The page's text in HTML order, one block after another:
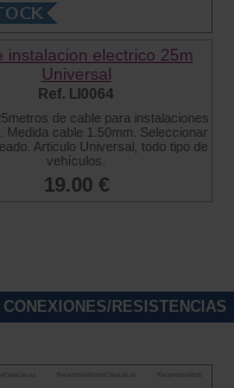
instalacion electrico 25m
Universal
Ref. LI0064
de cable para instalaciones
Medida cable 1.50mm. Seleccionar
Articulo Universal, todo tipo de
vehículos.
19.00 €
CONEXIONES/RESISTENCIAS